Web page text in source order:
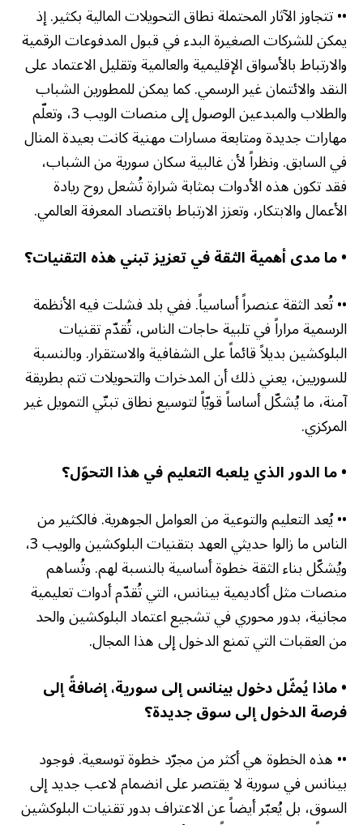
•• تتجاوز الآثار المحتملة نطاق التحويلات المالية بكثير. إذ
يمكن للشركات الصغيرة البدء في قبول المدفوعات الرقمية
والارتباط بالأسواق الإقليمية والعالمية وتقليل الاعتماد على
النقد والائتمان غير الرسمي. كما يمكن للمطورين الشباب
والطلاب والمبدعين الوصول إلى منصات الويب 3، وتعلّم
مهارات جديدة ومتابعة مسارات مهنية كانت بعيدة المنال
في السابق. ونظراً لأن غالبية سكان سورية من الشباب،
فقد تكون هذه الأدوات بمثابة شرارة تُشعل روح ريادة
الأعمال والابتكار، وتعزز الارتباط باقتصاد المعرفة العالمي.
• ما مدى أهمية الثقة في تعزيز تبني هذه التقنيات؟
•• تُعد الثقة عنصراً أساسياً. ففي بلد فشلت فيه الأنظمة
الرسمية مراراً في تلبية حاجات الناس، تُقدّم تقنيات
البلوكشين بديلاً قائماً على الشفافية والاستقرار. وبالنسبة
للسوريين، يعني ذلك أن المدخرات والتحويلات تتم بطريقة
آمنة، ما يُشكّل أساساً قويّاً لتوسيع نطاق تبنّي التمويل غير
المركزي.
• ما الدور الذي يلعبه التعليم في هذا التحوّل؟
•• يُعد التعليم والتوعية من العوامل الجوهرية. فالكثير من
الناس ما زالوا حديثي العهد بتقنيات البلوكشين والويب 3،
ويُشكّل بناء الثقة خطوة أساسية بالنسبة لهم. وتُساهم
منصات مثل أكاديمية بينانس، التي تُقدّم أدوات تعليمية
مجانية، بدور محوري في تشجيع اعتماد البلوكشين والحد
من العقبات التي تمنع الدخول إلى هذا المجال.
• ماذا يُمثّل دخول بينانس إلى سورية، إضافةً إلى
فرصة الدخول إلى سوق جديدة؟
•• هذه الخطوة هي أكثر من مجرّد خطوة توسعية. فوجود
بينانس في سورية لا يقتصر على انضمام لاعب جديد إلى
السوق، بل يُعبّر أيضاً عن الاعتراف بدور تقنيات البلوكشين